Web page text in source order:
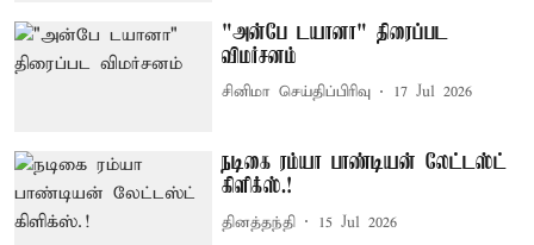
"அன்பே டயானா" திரைப்பட
விமர்சனம்
சினிமா செய்திப்பிரிவு 17 Jul 2026
நடிகை ரம்யா பாண்டியன் லேட்டஸ்ட்
கிளிக்ஸ்.!
தினத்தந்தி 15 Jul 2026